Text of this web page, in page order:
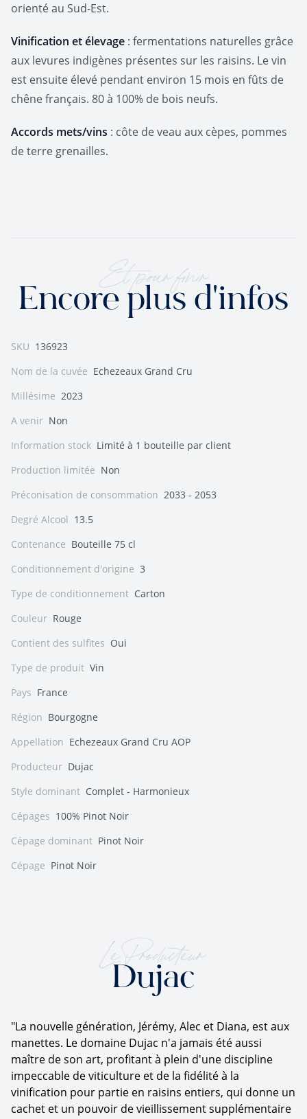
orienté au Sud-Est.
Vinification et élevage : fermentations naturelles grâce
aux levures indigènes présentes sur les raisins. Le vin
est ensuite élevé pendant environ 15 mois en fûts de
chêne français. 80 à 100% de bois neufs.
Accords mets/vins : côte de veau aux cèpes, pommes
de terre grenailles.
Et pour finir
Encore plus d'infos
SKU 136923
Nom de la cuvée Echezeaux Grand Cru
Millésime 2023
A venir Non
Information stock Limité à 1 bouteille par client
Production limitée Non
Préconisation de consommation 2033 - 2053
Degré Alcool 13.5
Contenance Bouteille 75 cl
Conditionnement d'origine 3
Type de conditionnement Carton
Couleur Rouge
Contient des sulfites Oui
Type de produit Vin
Pays France
Région Bourgogne
Appellation Echezeaux Grand Cru AOP
Producteur Dujac
Style dominant Complet - Harmonieux
Cépages 100% Pinot Noir
Cépage dominant Pinot Noir
Cépage Pinot Noir
Le Producteur
Dujac
"La nouvelle génération, Jérémy, Alec et Diana, est aux
manettes. Le domaine Dujac n'a jamais été aussi
maître de son art, profitant à plein d'une discipline
impeccable de viticulture et de la fidélité à la
vinification pour partie en raisins entiers, qui donne un
cachet et un pouvoir de vieillissement supplémentaire